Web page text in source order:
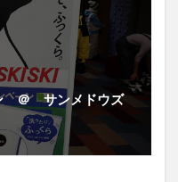
＠ サンメドウズ